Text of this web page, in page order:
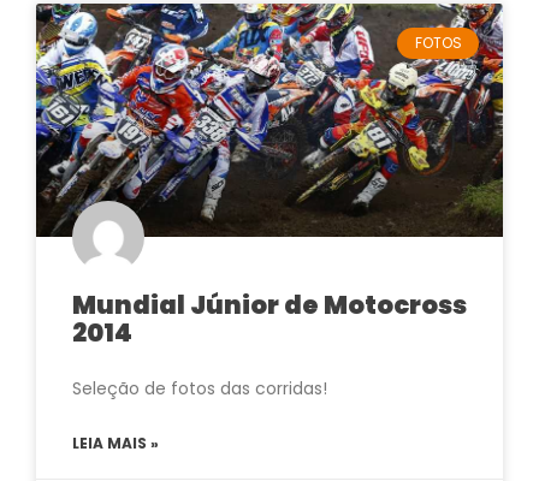
FOTOS
Mundial Júnior de Motocross
2014
Seleção de fotos das corridas!
LEIA MAIS »